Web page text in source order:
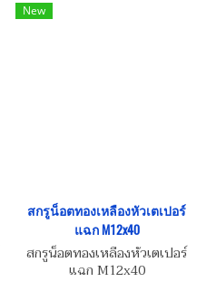
New
สกรูน็อตทองเหลืองหัวเตเปอร์
แฉก M12x40
สกรูน็อตทองเหลืองหัวเตเปอร์
แฉก M12x40